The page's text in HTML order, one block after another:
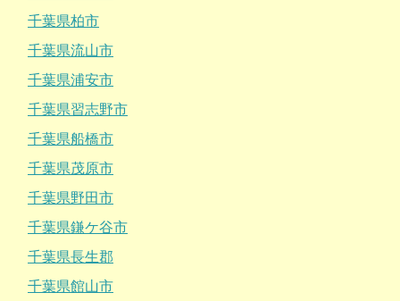
千葉県柏市
千葉県流山市
千葉県浦安市
千葉県習志野市
千葉県船橋市
千葉県茂原市
千葉県野田市
千葉県鎌ケ谷市
千葉県長生郡
千葉県館山市